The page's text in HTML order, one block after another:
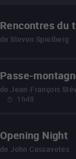
Rencontres du
de Steven Spielberg
Passe-
de Jean-François
1h48
Opening Night
de John Cassavetes